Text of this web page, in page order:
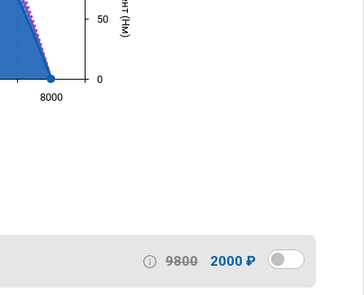
8000
0
50
9800 2000 ₽